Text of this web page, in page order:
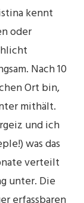
kennt
oder
Nach 10
Ort bin,
mithält.
und ich
was das
verteilt
unter. Die